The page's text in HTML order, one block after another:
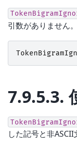
引数がありません。
7.9.5.3.
した記号と非ASCII